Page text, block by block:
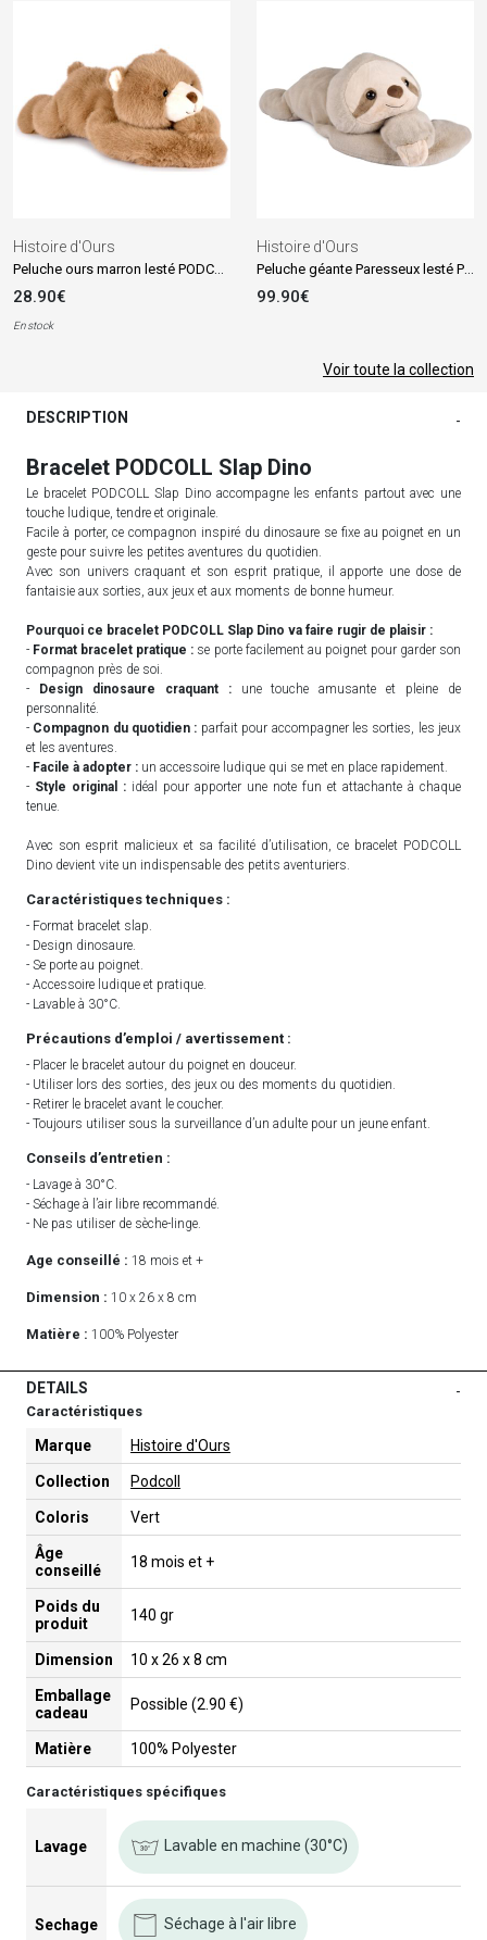
Histoire d'Ours
28.90€
En stock
Histoire d'Ours
99.90€
Voir toute la collection
DESCRIPTION -
Bracelet PODCOLL Slap Dino
Le bracelet PODCOLL Slap Dino accompagne les enfants partout avec une
touche ludique, tendre et originale.
Facile à porter, ce compagnon inspiré du dinosaure se fixe au poignet en un
geste pour suivre les petites aventures du quotidien.
Avec son univers craquant et son esprit pratique, il apporte une dose de
fantaisie aux sorties, aux jeux et aux moments de bonne humeur.
Pourquoi ce bracelet PODCOLL Slap Dino va faire rugir de plaisir :
- Format bracelet pratique : se porte facilement au poignet pour garder son
compagnon près de soi.
- Design dinosaure craquant :une touche amusante et pleine de
personnalité.
- Compagnon du quotidien : parfait pour accompagner les sorties, les jeux
et les aventures.
- Facile à adopter : un accessoire ludique qui se met en place rapidement.
- Style original : idéal pour apporter une note fun et attachante à chaque
tenue.
Avec son esprit malicieux et sa facilité d’utilisation, ce bracelet PODCOLL
Dino devient vite un indispensable des petits aventuriers.
Caractéristiques techniques :
- Format bracelet slap.
- Design dinosaure.
- Se porte au poignet.
- Accessoire ludique et pratique.
- Lavable à 30°C.
Précautions d’emploi / avertissement :
- Placer le bracelet autour du poignet en douceur.
- Utiliser lors des sorties, des jeux ou des moments du quotidien.
- Retirer le bracelet avant le coucher.
- Toujours utiliser sous la surveillance d’un adulte pour un jeune enfant.
Conseils d’entretien :
- Lavage à 30°C.
- Séchage à l’air libre recommandé.
- Ne pas utiliser de sèche-linge.
Age conseillé : 18 mois et +
Dimension : 10 x 26 x 8 cm
Matière : 100% Polyester
DETAILS -
Caractéristiques
Marque Histoire d'Ours
Collection Podcoll
Coloris Vert
Âge
conseillé
18 mois et +
Poids du
produit
140 gr
Dimension 10 x 26 x 8 cm
Emballage
cadeau
Possible (2.90 €)
Matière 100% Polyester
Caractéristiques spécifiques
Lavage Lavable en machine (30°C)
Sechage Séchage à l'air libre